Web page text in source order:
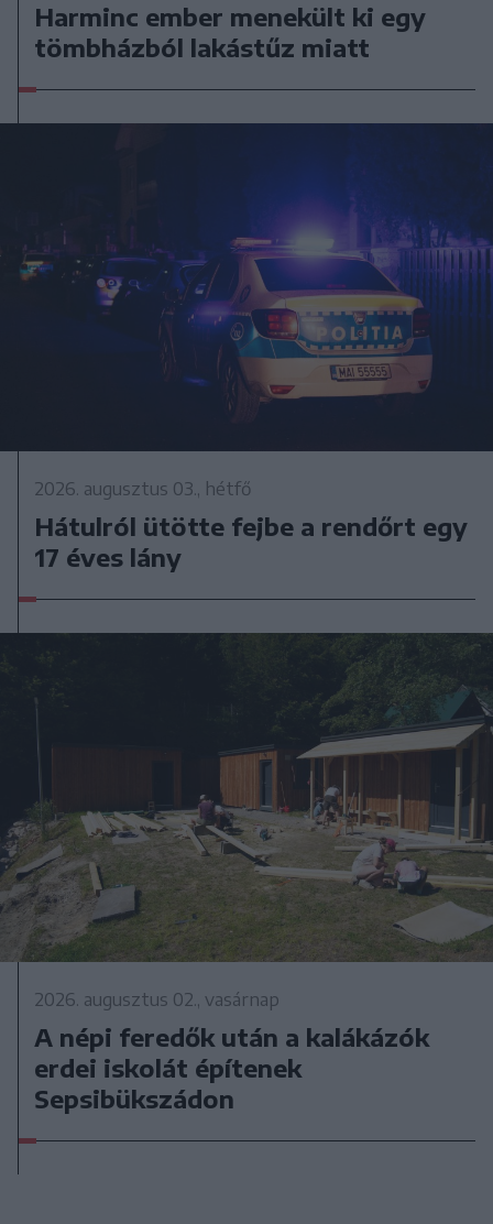
Harminc ember menekült ki egy
tömbházból lakástűz miatt
2026. augusztus 03., hétfő
Hátulról ütötte fejbe a rendőrt egy
17 éves lány
2026. augusztus 02., vasárnap
A népi feredők után a kalákázók
erdei iskolát építenek
Sepsibükszádon